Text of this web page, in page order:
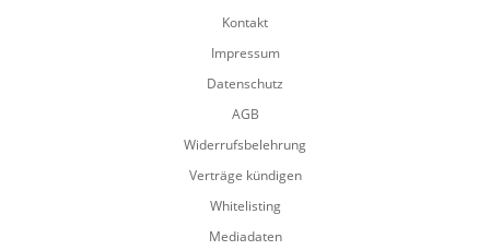
Kontakt
Impressum
Datenschutz
AGB
Widerrufsbelehrung
Verträge kündigen
Whitelisting
Mediadaten